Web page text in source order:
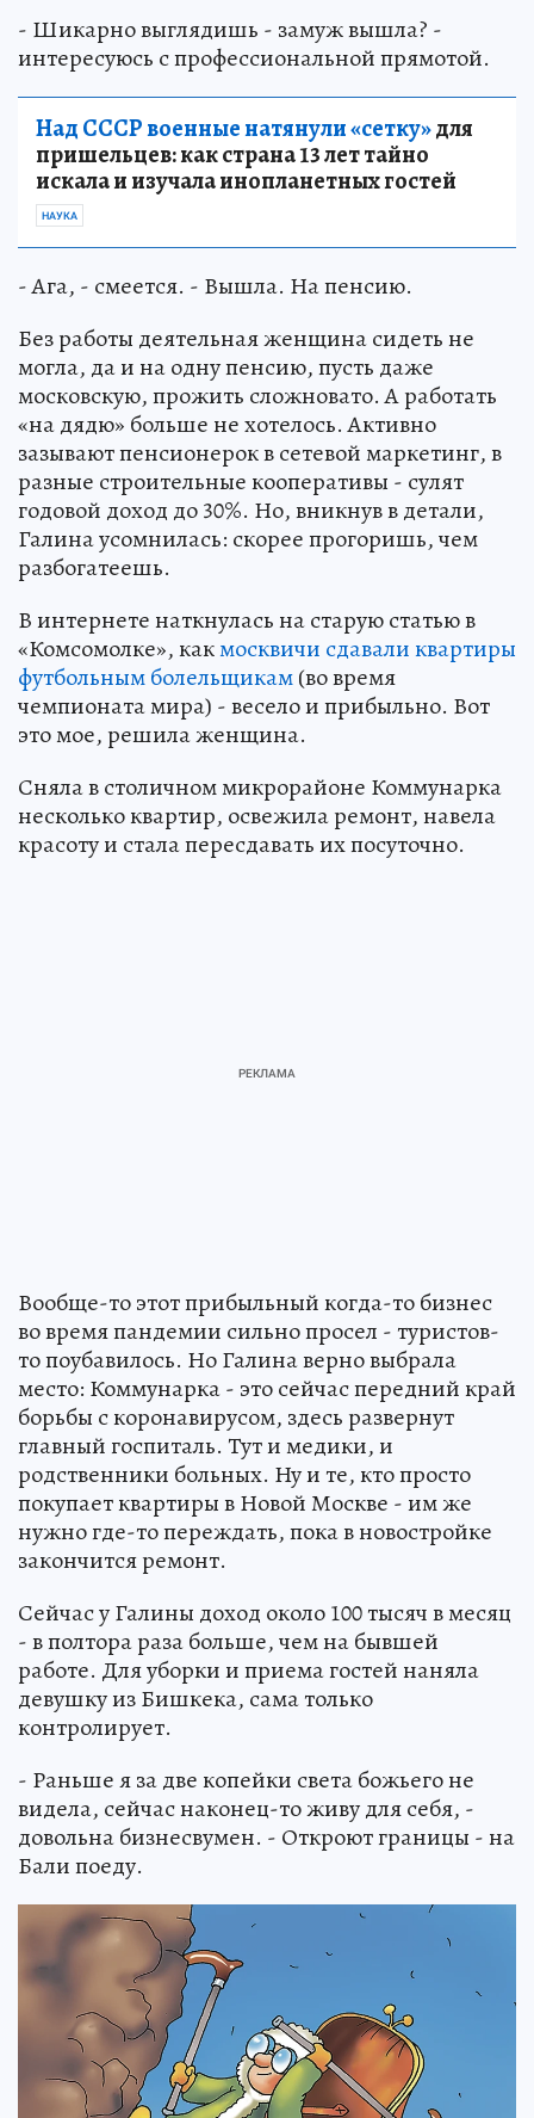
- Шикарно выглядишь - замуж вышла? -
интересуюсь с профессиональной прямотой.
Над СССР военные натянули «сетку»для
пришельцев: как страна 13 лет тайно
искала и изучала инопланетных гостей
НАУКА
- Ага, - смеется. - Вышла. На пенсию.
Без работы деятельная женщина сидеть не
могла, да и на одну пенсию, пусть даже
московскую, прожить сложновато. А работать
«на дядю» больше не хотелось. Активно
зазывают пенсионерок в сетевой маркетинг, в
разные строительные кооперативы - сулят
годовой доход до 30%. Но, вникнув в детали,
Галина усомнилась: скорее прогоришь, чем
разбогатеешь.
В интернете наткнулась на старую статью в
«Комсомолке», какмосквичи сдавали квартиры
футбольным болельщикам(во время
чемпионата мира) - весело и прибыльно. Вот
это мое, решила женщина.
Сняла в столичном микрорайоне Коммунарка
несколько квартир, освежила ремонт, навела
красоту и стала пересдавать их посуточно.
Вообще-то этот прибыльный когда-то бизнес
во время пандемии сильно просел - туристов-
то поубавилось. Но Галина верно выбрала
место: Коммунарка - это сейчас передний край
борьбы с коронавирусом, здесь развернут
главный госпиталь. Тут и медики, и
родственники больных. Ну и те, кто просто
покупает квартиры в Новой Москве - им же
нужно где-то переждать, пока в новостройке
закончится ремонт.
Сейчас у Галины доход около 100 тысяч в месяц
- в полтора раза больше, чем на бывшей
работе. Для уборки и приема гостей наняла
девушку из Бишкека, сама только
контролирует.
- Раньше я за две копейки света божьего не
видела, сейчас наконец-то живу для себя, -
довольна бизнесвумен. - Откроют границы - на
Бали поеду.